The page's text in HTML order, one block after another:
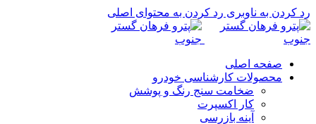
رد کردن به ناوبری رد کردن به محتوای اصلی
صفحه اصلی
محصولات کارشناسی خودرو
ضخامت سنج رنگ و پوشش
کار اکسپرت
آینه بازرسی